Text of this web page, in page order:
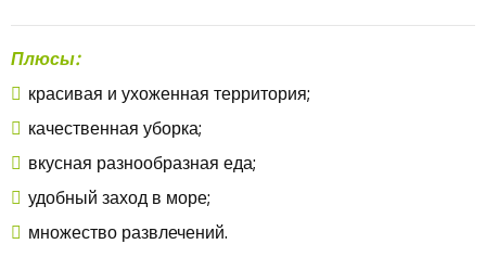
Плюсы:
красивая и ухоженная территория;
качественная уборка;
вкусная разнообразная еда;
удобный заход в море;
множество развлечений.